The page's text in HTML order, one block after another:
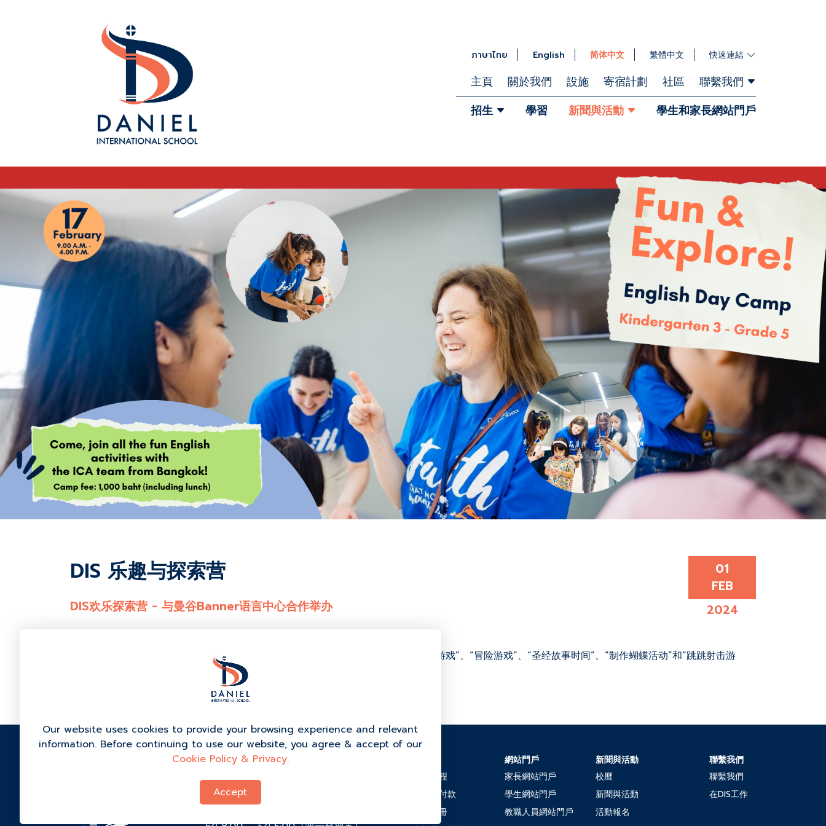
ภาษาไทย English 简体中文 繁體中文 快速連結
主頁 關於我們 設施 寄宿計劃 社區
聯繫我們
招生
學習 新聞與活動 學生和家長網站門戶
DIS 乐趣与探索营
DIS欢乐探索营 - 与曼谷Banner语言中心合作举办
01
FEB
2024
营地里充满了一整天的有趣游戏和活动，包括“鸟巢游戏”、“身体对身体游戏”、“分类游戏”、“冒险游戏”、“圣经故事时间”、“制作蝴蝶活动”和“跳跳射击游
戏”。特别感谢Banner语言中心和ICA教师团队来组织这么精彩的营地活动！
99/1 Ban Bo Chalok, Moo 4 Thung
Kong, Kanchanadit District, 素叻他尼
84290, 泰国
入學流程
學費及付款
電子手冊
網站門戶
家長網站門戶
學生網站門戶
教職人員網站門戶
新聞與活動
校曆
新聞與活動
活動報名
聯繫我們
聯繫我們
在DIS工作
Our website uses cookies to provide your browsing experience and relevant
information. Before continuing to use our website, you agree & accept of our
Cookie Policy & Privacy.
Accept